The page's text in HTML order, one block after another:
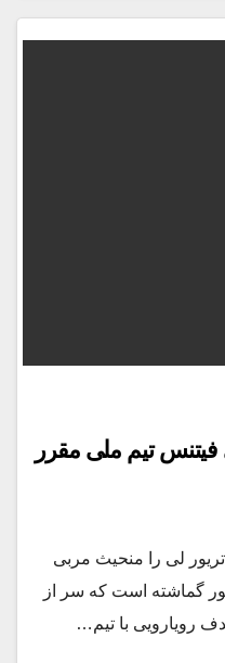
تیم ملی مقرر
لی را منحیث مربی
گماشته است که سر از